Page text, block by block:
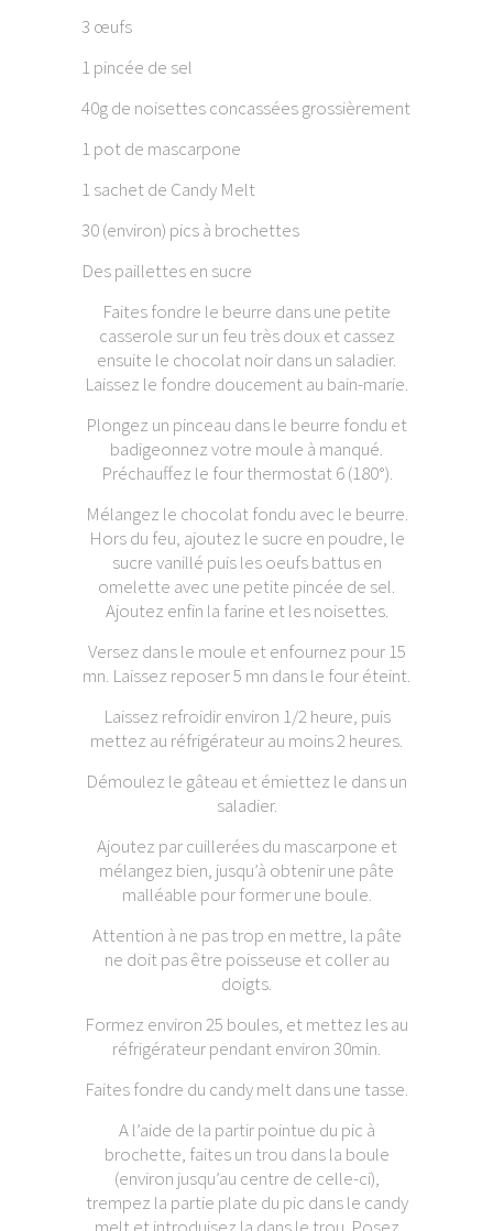
3 œufs
1 pincée de sel
40g de noisettes concassées grossièrement
1 pot de mascarpone
1 sachet de Candy Melt
30 (environ) pics à brochettes
Des paillettes en sucre
Faites fondre le beurre dans une petite
casserole sur un feu très doux et cassez
ensuite le chocolat noir dans un saladier.
Laissez le fondre doucement au bain-marie.
Plongez un pinceau dans le beurre fondu et
badigeonnez votre moule à manqué.
Préchauffez le four thermostat 6 (180°).
Mélangez le chocolat fondu avec le beurre.
Hors du feu, ajoutez le sucre en poudre, le
sucre vanillé puis les oeufs battus en
omelette avec une petite pincée de sel.
Ajoutez enfin la farine et les noisettes.
Versez dans le moule et enfournez pour 15
mn. Laissez reposer 5 mn dans le four éteint.
Laissez refroidir environ 1/2 heure, puis
mettez au réfrigérateur au moins 2 heures.
Démoulez le gâteau et émiettez le dans un
saladier.
Ajoutez par cuillerées du mascarpone et
mélangez bien, jusqu’à obtenir une pâte
malléable pour former une boule.
Attention à ne pas trop en mettre, la pâte
ne doit pas être poisseuse et coller au
doigts.
Formez environ 25 boules, et mettez les au
réfrigérateur pendant environ 30min.
Faites fondre du candy melt dans une tasse.
A l’aide de la partir pointue du pic à
brochette, faites un trou dans la boule
(environ jusqu’au centre de celle-ci),
trempez la partie plate du pic dans le candy